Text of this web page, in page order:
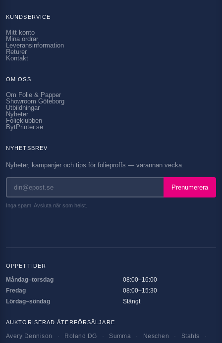
KUNDSERVICE
Mitt konto
Mina ordrar
Leveransinformation
Returer
Kontakt
OM OSS
Om Folie & Papper
Showroom Göteborg
Utbildningar
Nyheter
Folieklubben
BytPrinter.se
NYHETSBREV
Nyheter, kampanjer och tips för folieproffs — varannan vecka.
Prenumerera
Inga spam. Avsluta när som helst.
ÖPPETTIDER
Måndag–torsdag
08:00–16:00
Fredag
08:00–15:30
Lördag–söndag
Stängt
AUKTORISERAD ÅTERFÖRSÄLJARE
Avery Dennison Roland DG Summa Neschen Stahls